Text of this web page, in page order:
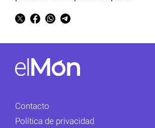
Contacto
Política de privacidad